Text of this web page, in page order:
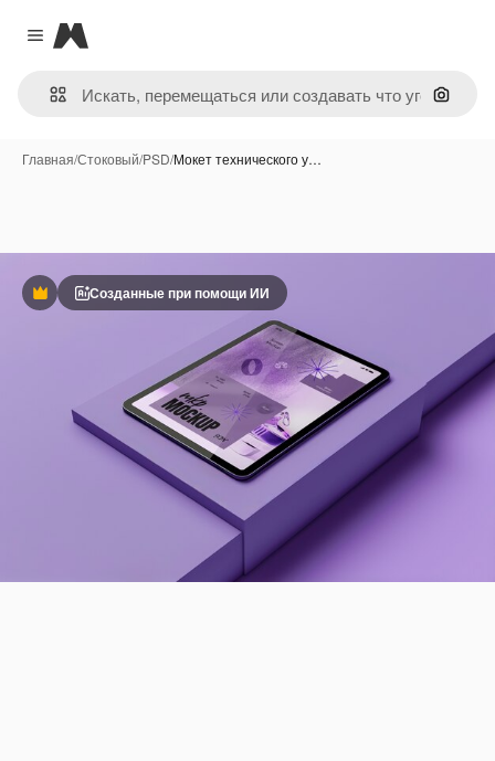
Close menu
Magnific
Поиск
Главная/Стоковый/PSD/Мокет технического у…
ПремиумСозданные при помощи ИИ